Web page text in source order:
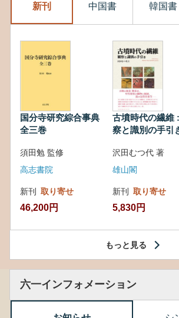
新刊 中国書 韓国書
国分寺研究綜合事典
全三巻
須田勉 監修
高志書院
新刊 取り寄せ
46,200円
古墳時代の繊維
察と識別の手引
沢田むつ代 著
雄山閣
新刊 取り寄せ
5,830円
もっと見る
六一インフォメーション